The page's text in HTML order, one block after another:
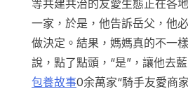
等共建共治的友愛生態正在各
一家，於是，他告訴岳父，他
做決定。結果，媽媽真的不一
說，點了點頭，“是”，讓他去
包養故事0余萬家“騎手友愛商